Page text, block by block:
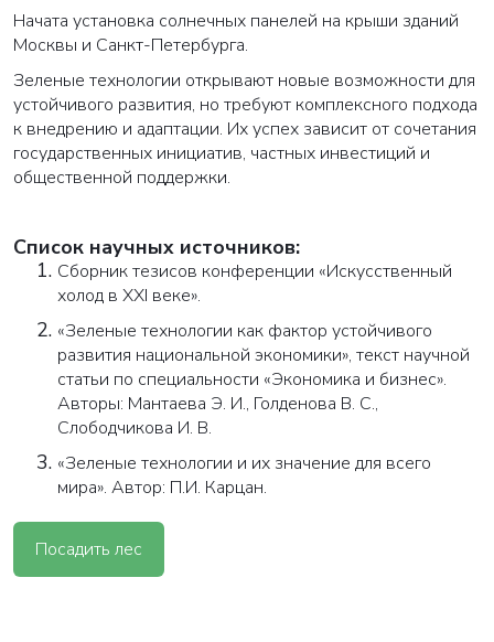
Начата установка солнечных панелей на крыши зданий
Москвы и Санкт-Петербурга.
Зеленые технологии открывают новые возможности для
устойчивого развития, но требуют комплексного подхода
к внедрению и адаптации. Их успех зависит от сочетания
государственных инициатив, частных инвестиций и
общественной поддержки.
Список научных источников:
Сборник тезисов конференции «Искусственный
холод в XXI веке».
«Зеленые технологии как фактор устойчивого
развития национальной экономики», текст научной
статьи по специальности «Экономика и бизнес».
Авторы: Мантаева Э. И., Голденова В. С.,
Слободчикова И. В.
«Зеленые технологии и их значение для всего
мира». Автор: П.И. Карцан.
Посадить лес